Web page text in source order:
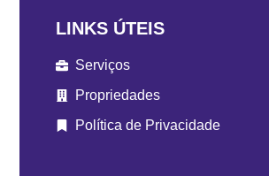
LINKS ÚTEIS
Serviços
Propriedades
Política de Privacidade